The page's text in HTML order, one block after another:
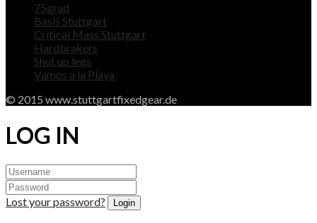
75grad
Basis Stuttgart
Critical Mass Stuttgart
Hardbrakers
Shut up legs
Vamos a la Playa
© 2015 www.stuttgartfixedgear.de
LOG IN
Lost your password?